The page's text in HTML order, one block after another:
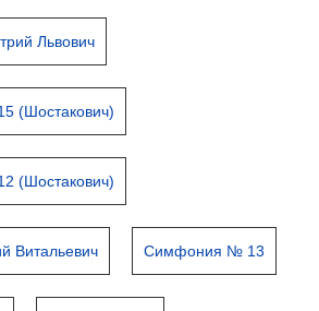
Львович
(Шостакович)
(Шостакович)
Витальевич Симфония № 13